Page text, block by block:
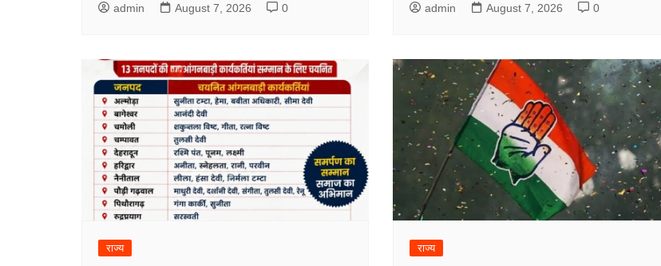
admin August 7, 2026 0 admin August 7, 2026 0
राज्य राज्य